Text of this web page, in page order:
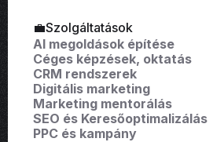
💼Szolgáltatások
AI megoldások építése
Céges képzések, oktatás
CRM rendszerek
Digitális marketing
Marketing mentorálás
SEO és Keresőoptimalizálás
PPC és kampány